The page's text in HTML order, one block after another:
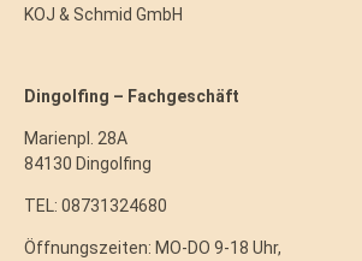
KOJ & Schmid GmbH
Dingolfing – Fachgeschäft
Marienpl. 28A
84130 Dingolfing
TEL: 08731324680
Öffnungszeiten: MO-DO 9-18 Uhr,